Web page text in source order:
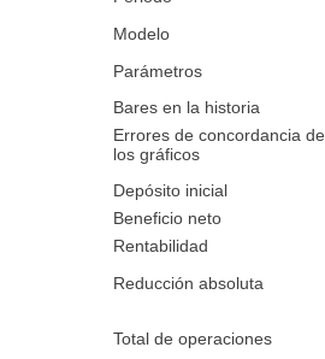
Modelo
Parámetros
Bares en la historia
Errores de concordancia de
los gráficos
Depósito inicial
Beneficio neto
Rentabilidad
Reducción absoluta
Total de operaciones